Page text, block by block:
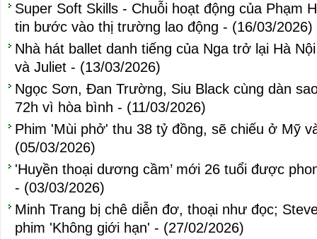
Super Soft Skills - Chuỗi hoạt động của Phạm
tin bước vào thị trường lao động - (16/03/2026)
Nhà hát ballet danh tiếng của Nga trở lại Hà
và Juliet - (13/03/2026)
Ngọc Sơn, Đan Trường, Siu Black cùng dàn
72h vì hòa bình - (11/03/2026)
Phim 'Mùi phở' thu 38 tỷ đồng, sẽ chiếu ở Mỹ
(05/03/2026)
'Huyền thoại dương cầm’ mới 26 tuổi được
- (03/03/2026)
Minh Trang bị chê diễn đơ, thoại như đọc;
phim 'Không giới hạn' - (27/02/2026)